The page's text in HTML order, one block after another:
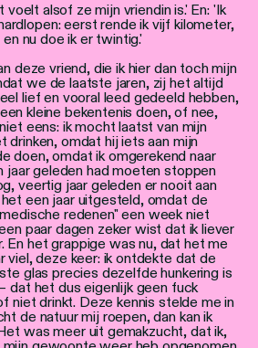
voelt alsof ze mijn vriendin is.' En: 'Ik
eerst rende ik vijf kilometer,
nu doe ik er twintig.'
deze vriend, die ik hier dan toch mijn
we de laatste jaren, zij het altijd
lief en vooral leed gedeeld hebben,
kleine bekentenis doen, of nee,
eens: ik mocht laatst van mijn
drinken, omdat hij iets aan mijn
doen, omdat ik omgerekend naar
jaar geleden had moeten stoppen
veertig jaar geleden er nooit aan
een jaar uitgesteld, omdat de
redenen" een week niet
paar dagen zeker wist dat ik liever
En het grappige was nu, dat het me
viel, deze keer: ik ontdekte dat de
glas precies dezelfde hunkering is
dat het dus eigenlijk geen fuck
niet drinkt. Deze kennis stelde me in
de natuur mij roepen, dan kan ik
was meer uit gemakzucht, dat ik,